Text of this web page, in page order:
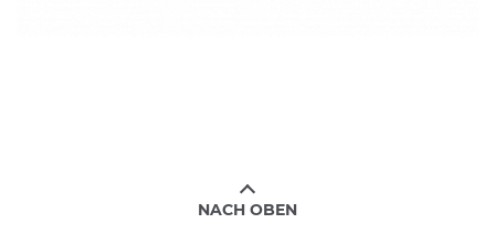
NACH OBEN